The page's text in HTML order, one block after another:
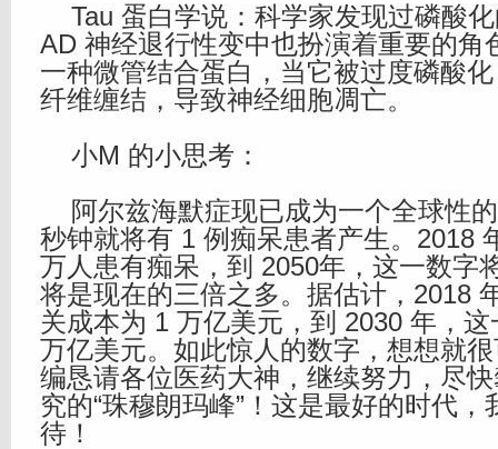
Tau 蛋白学说：科学家发现过磷酸
AD 神经退行性变中也扮演着重要的角
一种微管结合蛋白，当它被过度磷酸
纤维缠结，导致神经细胞凋亡。
小M 的小思考：
阿尔兹海默症现已成为一个全球性
秒钟就将有 1 例痴呆患者产生。2018
万人患有痴呆，到 2050年，这一数字
将是现在的三倍之多。据估计，2018
关成本为 1 万亿美元，到 2030 年，
万亿美元。如此惊人的数字，想想就
编恳请各位医药大神，继续努力，尽
究的“珠穆朗玛峰”！这是最好的时代
待！